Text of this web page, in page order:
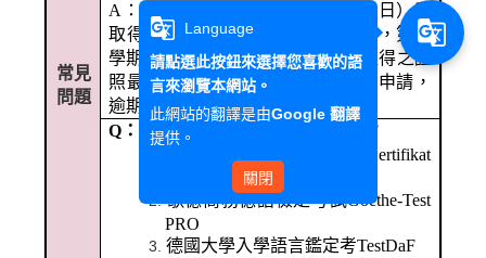
常見
問題
A ：第一學期（8 月 1 日至 1 月 31 日）所
取得之證照最遲須於一月三十一日，第二
學期（2 月 1 日至 7 月 31 日）所取得之證
照最遲須於七月三十日向本系提出申請，
逾期不受理。
Q ：哪些證照可以申請證照獎勵金？
歌德德語檢定考試Goethe Zertifikat
歌德商務德語檢定考試Goethe-Test
PRO
德國大學入學語言鑑定考TestDaF
g_translate
Language
請點選此按鈕來選擇您喜歡的語
言來瀏覽本網站。
此網站的翻譯是由Google 翻譯
提供。
關閉
g_translate